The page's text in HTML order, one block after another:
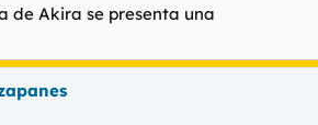
de Akira se presenta una